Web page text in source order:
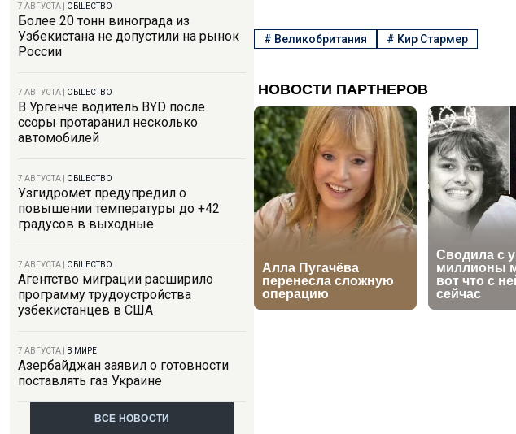
7 АВГУСТА ОБЩЕСТВО
Более 20 тонн винограда из
Узбекистана не допустили на рынок
России
7 АВГУСТА ОБЩЕСТВО
В Ургенче водитель BYD после
ссоры протаранил несколько
автомобилей
7 АВГУСТА ОБЩЕСТВО
Узгидромет предупредил о
повышении температуры до +42
градусов в выходные
7 АВГУСТА ОБЩЕСТВО
Агентство миграции расширило
программу трудоустройства
узбекистанцев в США
7 АВГУСТА В МИРЕ
Азербайджан заявил о готовности
поставлять газ Украине
ВСЕ НОВОСТИ
# Великобритания # Кир Стармер